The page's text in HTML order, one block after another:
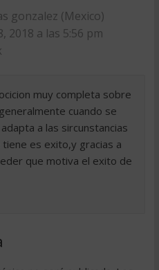
gonzalez (Mexico)
2018 a las 5:56 pm
muy completa sobre
cuando se
a las sircunstancias
es exito,y gracias a
que motiva el exito de